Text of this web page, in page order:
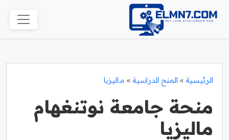
الرئيسية » المنح الدراسية » ماليزيا
منحة جامعة نوتنغهام
ماليزيا